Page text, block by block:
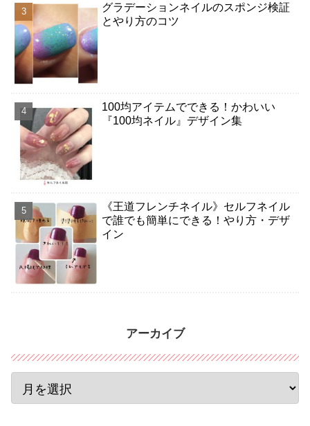
グラデーションネイルのスポンジ検証
とやり方のコツ
100均アイテムでできる！かわいい
『100均ネイル』デザイン集
《王道フレンチネイル》セルフネイル
で誰でも簡単にできる！やり方・デザ
イン
アーカイブ